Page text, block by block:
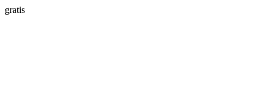
gratis